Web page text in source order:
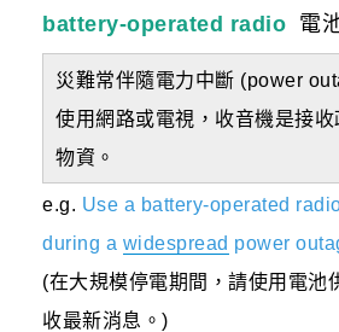
battery-operated radio 電
災難常伴隨電力中斷 (power
使用網路或電視，收音機是接
物資。
e.g. Use a battery-operated
during a widespread power
(在大規模停電期間，請使用電池
收最新消息。)